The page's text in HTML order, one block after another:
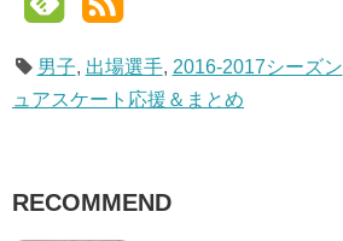
男子, 出場選手, 2016-2017シーズン
ュアスケート応援＆まとめ
RECOMMEND